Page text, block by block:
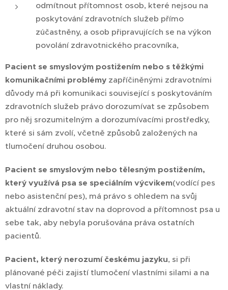
odmítnout přítomnost osob, které nejsou na
poskytování zdravotních služeb přímo
zúčastněny, a osob připravujících se na výkon
povolání zdravotnického pracovníka,
Pacient se smyslovým postižením nebo s těžkými
komunikačními problémy zapříčiněnými zdravotními
důvody má při komunikaci související s poskytováním
zdravotních služeb právo dorozumívat se způsobem
pro něj srozumitelným a dorozumívacími prostředky,
které si sám zvolí, včetně způsobů založených na
tlumočení druhou osobou.
Pacient se smyslovým nebo tělesným postižením,
který využívá psa se speciálním výcvikem(vodící pes
nebo asistenční pes), má právo s ohledem na svůj
aktuální zdravotní stav na doprovod a přítomnost psa u
sebe tak, aby nebyla porušována práva ostatních
pacientů.
Pacient, který nerozumí českému jazyku, si při
plánované péči zajistí tlumočení vlastními silami a na
vlastní náklady.